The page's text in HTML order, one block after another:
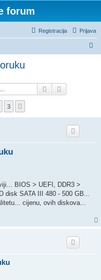
forum
Prijava
Registracija
ž
i
Pretražnik
3
BIOS > UEFI, DDR3 >
disk SATA III 480 - 500 GB...
cijenu, ovih diskova...